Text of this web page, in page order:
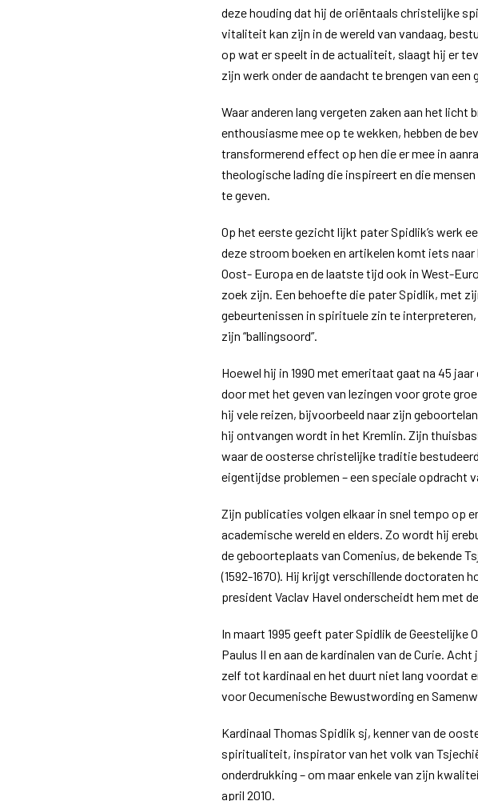
deze houding dat hij de oriëntaals christelijke
vitaliteit kan zijn in de wereld van vandaag,
op wat er speelt in de actualiteit, slaagt hij er
zijn werk onder de aandacht te brengen van een
Waar anderen lang vergeten zaken aan het licht
enthousiasme mee op te wekken, hebben de
transformerend effect op hen die er mee in
theologische lading die inspireert en die
te geven.
Op het eerste gezicht lijkt pater Spidlik’s werk
deze stroom boeken en artikelen komt iets
Oost- Europa en de laatste tijd ook in West-
zoek zijn. Een behoefte die pater Spidlik, met
gebeurtenissen in spirituele zin te
zijn “ballingsoord”.
Hoewel hij in 1990 met emeritaat gaat na 45
door met het geven van lezingen voor grote
hij vele reizen, bijvoorbeeld naar zijn
hij ontvangen wordt in het Kremlin. Zijn
waar de oosterse christelijke traditie
eigentijdse problemen – een speciale opdracht
Zijn publicaties volgen elkaar in snel tempo op
academische wereld en elders. Zo wordt hij
de geboorteplaats van Comenius, de bekende
(1592-1670). Hij krijgt verschillende doctoraten
president Vaclav Havel onderscheidt hem met
In maart 1995 geeft pater Spidlik de Geestelijke
Paulus II en aan de kardinalen van de Curie.
zelf tot kardinaal en het duurt niet lang voordat
voor Oecumenische Bewustwording en
Kardinaal Thomas Spidlik sj, kenner van de
spiritualiteit, inspirator van het volk van
onderdrukking – om maar enkele van zijn
april 2010.